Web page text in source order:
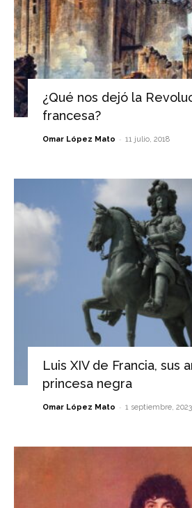
¿Qué nos dejó la
francesa?
Omar López Mato - 11 julio, 2018
Luis XIV de Francia, sus
princesa negra
Omar López Mato - 1 septiembre, 2023